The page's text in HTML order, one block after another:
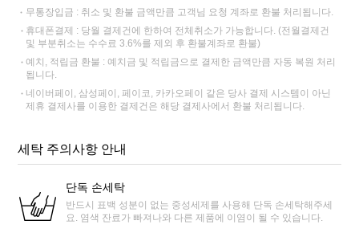
무통장입금 : 취소 및 환불 금액만큼 고객님 요청 계좌로 환불 처리됩니다.
휴대폰결제 : 당월 결제건에 한하여 전체취소가 가능합니다. (전월결제건
및 부분취소는 수수료 3.6%를 제외 후 환불계좌로 환불)
예치, 적립금 환불 : 예치금 및 적립금으로 결제한 금액만큼 자동 복원 처리
됩니다.
네이버페이, 삼성페이, 페이코, 카카오페이 같은 당사 결제 시스템이 아닌
제휴 결제사를 이용한 결제건은 해당 결제사에서 환불 처리됩니다.
세탁 주의사항 안내
단독 손세탁
반드시 표백 성분이 없는 중성세제를 사용해 단독 손세탁해주세
요. 염색 잔료가 빠져나와 다른 제품에 이염이 될 수 있습니다.